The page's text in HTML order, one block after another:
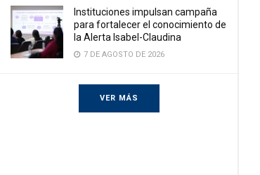
Instituciones impulsan campaña
para fortalecer el conocimiento de
la Alerta Isabel-Claudina
7 DE AGOSTO DE 2026
VER MÁS